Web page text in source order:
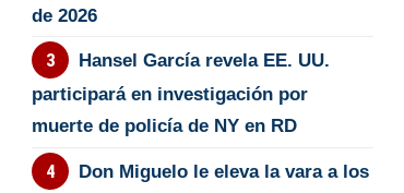
de 2026
Hansel García revela EE. UU.
participará en investigación por
muerte de policía de NY en RD
Don Miguelo le eleva la vara a los